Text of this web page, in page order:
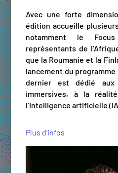
Avec une forte
édition accueille
notamment le
représentants de
que la Roumanie et la
lancement du programme
dernier est dédié aux
immersives, à la
l’intelligence artificielle
Plus d’infos